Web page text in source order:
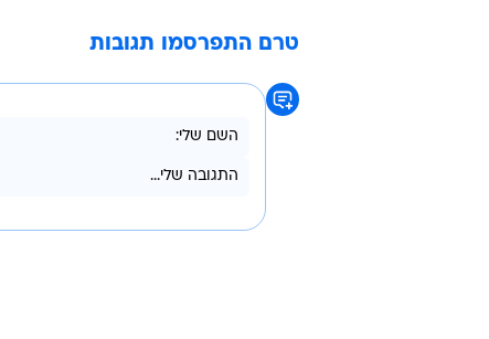
טרם התפרסמו תגובות